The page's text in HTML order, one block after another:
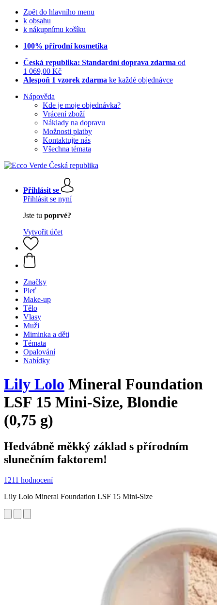
Zpět do hlavního menu
k obsahu
k nákupnímu košíku
100% přírodní kosmetika
Česká republika: Standardní doprava zdarma od
1 069,00 Kč
Alespoň 1 vzorek zdarma ke každé objednávce
Nápověda
Kde je moje objednávka?
Vrácení zboží
Náklady na dopravu
Možnosti platby
Kontaktujte nás
Všechna témata
Přihlásit se
Přihlásit se nyní
Jste tu poprvé?
Vytvořit účet
Značky
Pleť
Make-up
Tělo
Vlasy
Muži
Miminka a děti
Témata
Opalování
Nabídky
Lily Lolo Mineral Foundation
LSF 15 Mini-Size, Blondie
(0,75 g)
Hedvábně měkký základ s přírodním
slunečním faktorem!
1211 hodnocení
Lily Lolo Mineral Foundation LSF 15 Mini-Size